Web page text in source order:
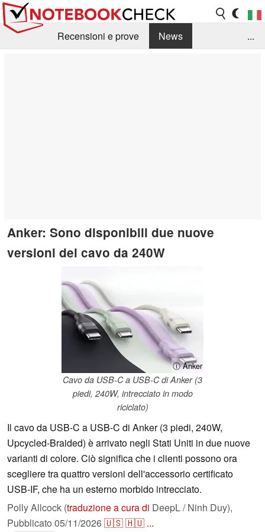
Recensioni e prove
News
...
Anker: Sono disponibili due nuove
versioni del cavo da 240W
ⓘ Anker
Cavo da USB-C a USB-C di Anker (3
piedi, 240W, intrecciato in modo
riciclato)
Il cavo da USB-C a USB-C di Anker (3 piedi, 240W,
Upcycled-Braided) è arrivato negli Stati Uniti in due nuove
varianti di colore. Ciò significa che i clienti possono ora
scegliere tra quattro versioni dell'accessorio certificato
USB-IF, che ha un esterno morbido intrecciato.
Polly Allcock (traduzione a cura di DeepL / Ninh Duy),
Pubblicato 05/11/2026🇺🇸🇭🇺 ...